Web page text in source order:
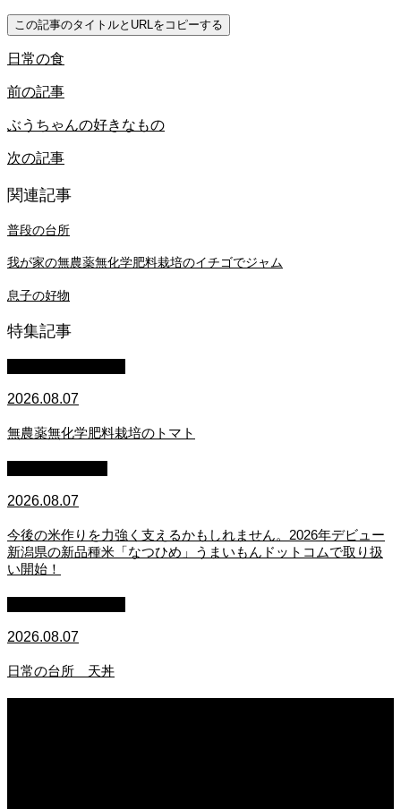
この記事のタイトルとURLをコピーする
日常の食
前の記事
ぶうちゃんの好きなもの
次の記事
関連記事
普段の台所
我が家の無農薬無化学肥料栽培のイチゴでジャム
息子の好物
特集記事
2026.08.07
無農薬無化学肥料栽培のトマト
2026.08.07
今後の米作りを力強く支えるかもしれません。2026年デビュー
新潟県の新品種米「なつひめ」うまいもんドットコムで取り扱
い開始！
2026.08.07
日常の台所 天丼